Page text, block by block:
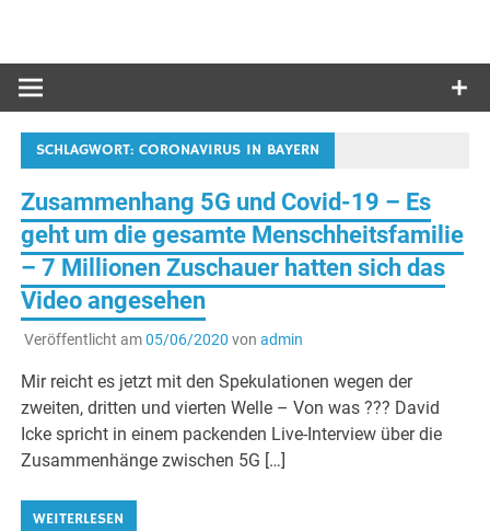
SCHLAGWORT:CORONAVIRUS IN BAYERN
Zusammenhang 5G und Covid-19 – Es
geht um die gesamte Menschheitsfamilie
– 7 Millionen Zuschauer hatten sich das
Video angesehen
Veröffentlicht am05/06/2020 von admin
Mir reicht es jetzt mit den Spekulationen wegen der
zweiten, dritten und vierten Welle – Von was ??? David
Icke spricht in einem packenden Live-Interview über die
Zusammenhänge zwischen 5G […]
WEITERLESEN